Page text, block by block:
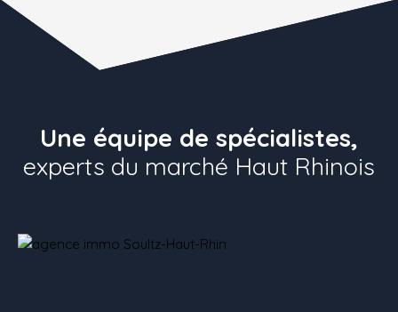
Une équipe de spécialistes,
experts du marché Haut Rhinois